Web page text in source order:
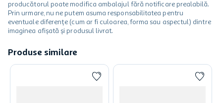
producătorul poate modifica ambalajul fără notificare prealabilă.
Prin urmare, nu ne putem asuma responsabilitatea pentru
eventuale diferențe (cum ar fi culoarea, forma sau aspectul) dintre
imaginea afișată și produsul livrat.
Produse similare